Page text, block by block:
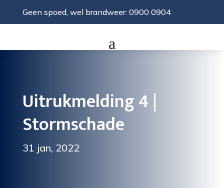
Geen spoed, wel brandweer: 0900 0904
Uitrukmelding 4 |
Stormschade
31 jan, 2022